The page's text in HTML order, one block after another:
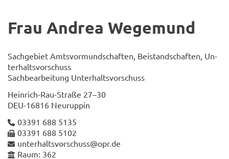
Frau An­drea We­ge­mund
Sach­ge­biet Amts­vor­mund­schaf­ten, Bei­stand­schaf­ten, Un­
ter­halts­vor­schuss
Sach­be­ar­bei­tung Un­ter­halts­vor­schuss
Heinrich-​​Rau-​Straße 27–30
DEU-​16816 Neu­rup­pin
03391 688 5135
03391 688 5102
un­ter­halts­vor­schuss@opr.de
Raum: 362